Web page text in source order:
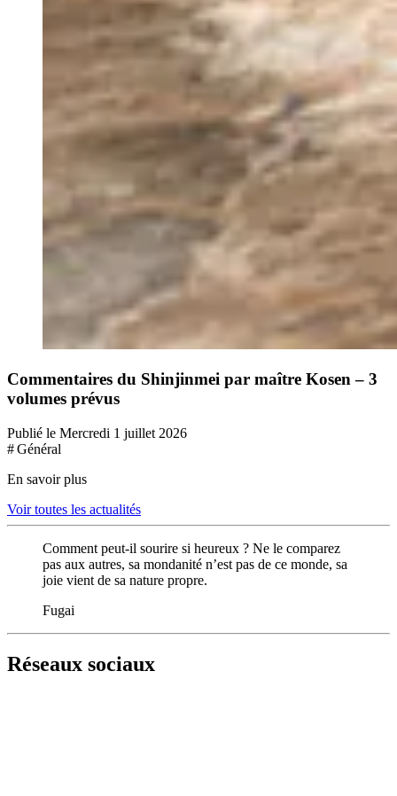
Commentaires du Shinjinmei par maître Kosen – 3
volumes prévus
Publié le Mercredi 1 juillet 2026
# Général
En savoir plus
Voir toutes les actualités
Comment peut-il sourire si heureux ? Ne le comparez
pas aux autres, sa mondanité n’est pas de ce monde, sa
joie vient de sa nature propre.
Fugai
Réseaux sociaux